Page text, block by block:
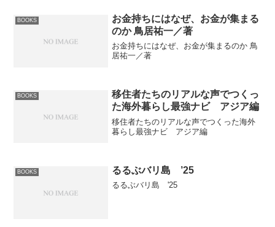
BOOKS
お金持ちにはなぜ、お金が集まる
のか 鳥居祐一／著
お金持ちにはなぜ、お金が集まるのか 鳥
居祐一／著
BOOKS
移住者たちのリアルな声でつくっ
た海外暮らし最強ナビ アジア編
移住者たちのリアルな声でつくった海外
暮らし最強ナビ アジア編
BOOKS るるぶバリ島 ’25
るるぶバリ島 '25